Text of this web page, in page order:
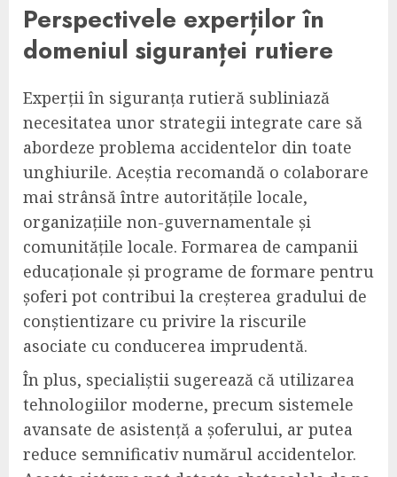
Perspectivele experților în
domeniul siguranței rutiere
Experții în siguranța rutieră subliniază
necesitatea unor strategii integrate care să
abordeze problema accidentelor din toate
unghiurile. Aceștia recomandă o colaborare
mai strânsă între autoritățile locale,
organizațiile non-guvernamentale și
comunitățile locale. Formarea de campanii
educaționale și programe de formare pentru
șoferi pot contribui la creșterea gradului de
conștientizare cu privire la riscurile
asociate cu conducerea imprudentă.
În plus, specialiștii sugerează că utilizarea
tehnologiilor moderne, precum sistemele
avansate de asistență a șoferului, ar putea
reduce semnificativ numărul accidentelor.